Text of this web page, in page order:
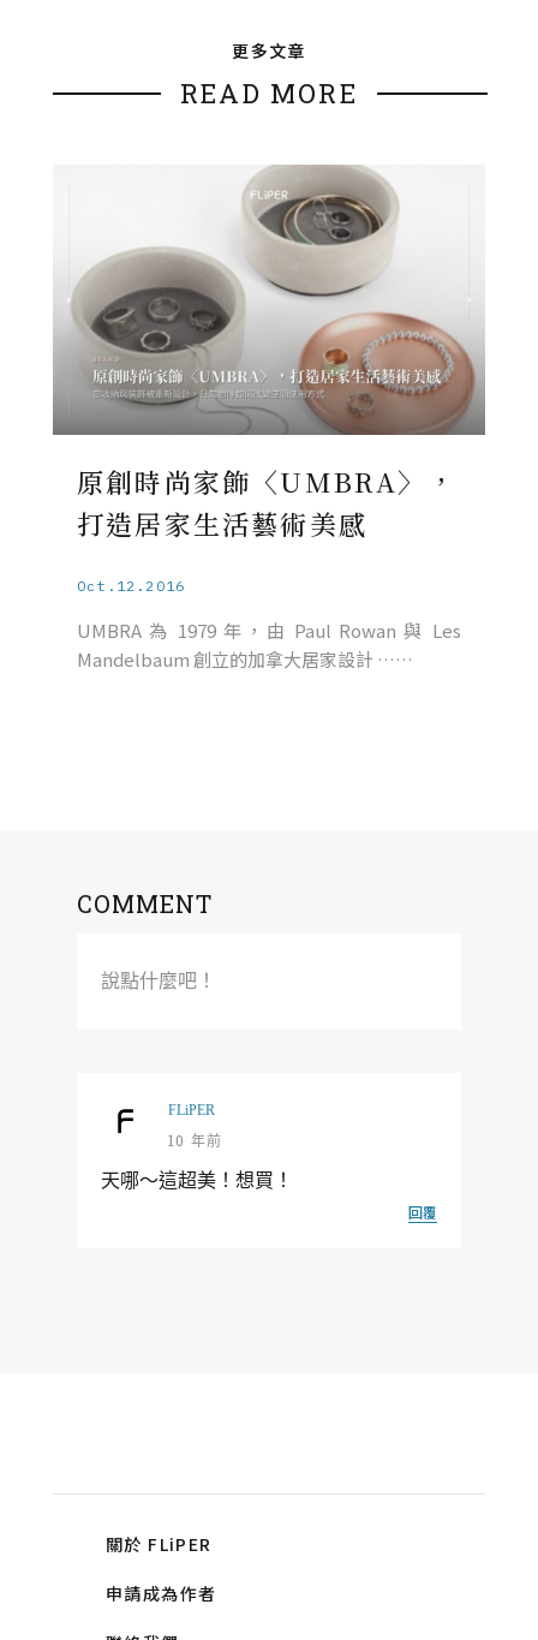
更多文章
READ MORE
原創時尚家飾〈UMBRA〉，
打造居家生活藝術美感
Oct.12.2016
UMBRA 為 1979 年，由 Paul Rowan 與 Les
Mandelbaum 創立的加拿大居家設計 ……
COMMENT
說點什麼吧！
FLiPER
10 年前
天哪～這超美！想買！
回覆
關於 FLiPER
申請成為作者